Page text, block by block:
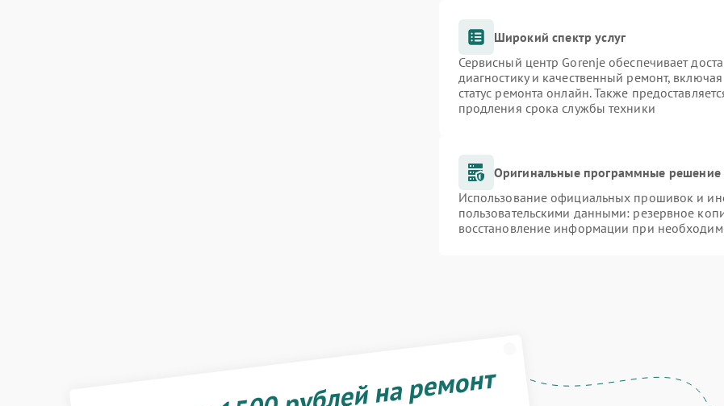
Широкий спектр услуг
Сервисный центр Gorenje обеспечивает
диагностику и качественный ремонт,
статус ремонта онлайн. Также
продления срока службы техники
Оригинальные программные
Использование официальных прошивок и
пользовательскими данными: резервное
восстановление информации при